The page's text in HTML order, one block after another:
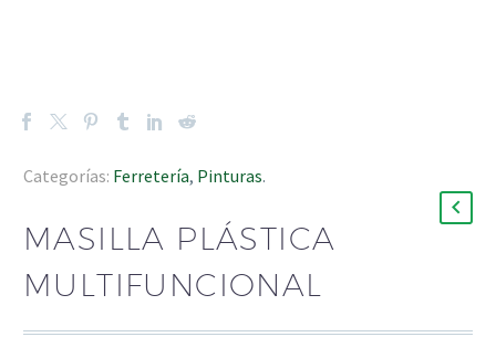
Categorías: Ferretería, Pinturas.
MASILLA PLÁSTICA
MULTIFUNCIONAL